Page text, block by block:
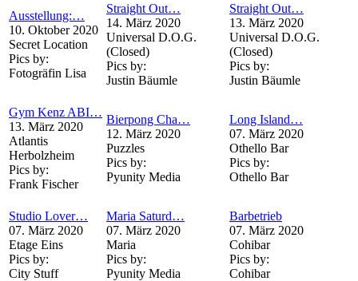
Ausstellung:…
10. Oktober 2020
Secret Location
Pics by:
Fotogräfin Lisa
Straight Out…
14. März 2020
Universal D.O.G.
(Closed)
Pics by:
Justin Bäumle
Straight Out…
13. März 2020
Universal D.O.G.
(Closed)
Pics by:
Justin Bäumle
Gym Kenz ABI…
13. März 2020
Atlantis
Herbolzheim
Pics by:
Frank Fischer
Bierpong Cha…
12. März 2020
Puzzles
Pics by:
Pyunity Media
Long Island…
07. März 2020
Othello Bar
Pics by:
Othello Bar
Studio Lover…
07. März 2020
Etage Eins
Pics by:
City Stuff
Maria Saturd…
07. März 2020
Maria
Pics by:
Pyunity Media
Barbetrieb
07. März 2020
Cohibar
Pics by:
Cohibar